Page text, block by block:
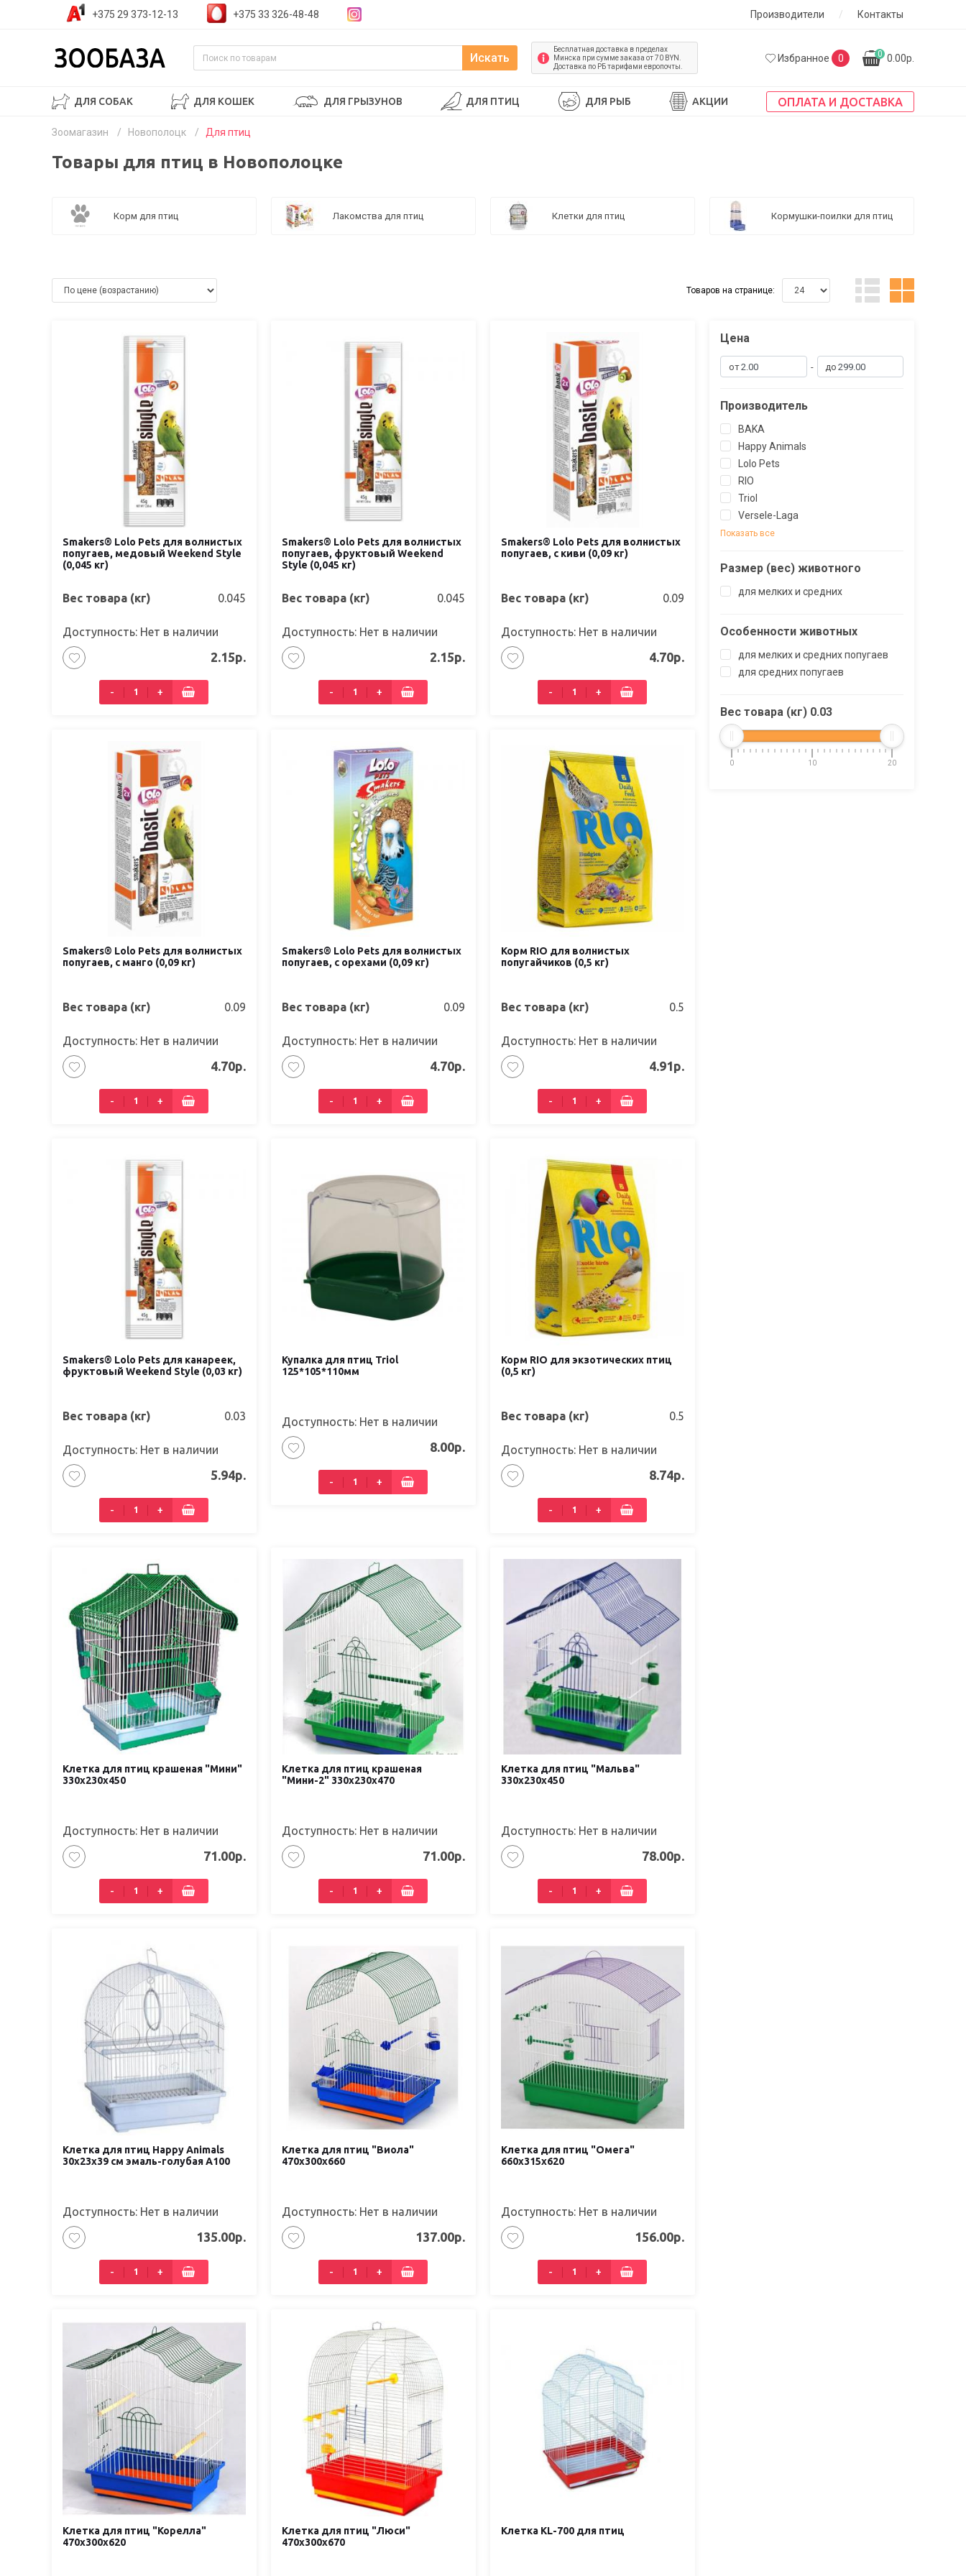
+375 29 373-12-13 +375 33 326-48-48 Производители / Контакты
Искать
Бесплатная доставка в пределах
Минска при сумме заказа от 70 BYN.
Доставка по РБ тарифами европочты.
Избранное 0 0 0.00р.
ДЛЯ СОБАК ДЛЯ КОШЕК ДЛЯ ГРЫЗУНОВ ДЛЯ ПТИЦ ДЛЯ РЫБ АКЦИИ ОПЛАТА И ДОСТАВКА
Зоомагазин / Новополоцк / Для птиц
Товары для птиц в Новополоцке
Корм для птиц Лакомства для птиц Клетки для птиц Кормушки-поилки для птиц
Товаров на странице:
Smakers® Lolo Pets для волнистых
попугаев, медовый Weekend Style
(0,045 кг)
Вес товара (кг) 0.045
Доступность: Нет в наличии
2.15р.
- +
Smakers® Lolo Pets для волнистых
попугаев, фруктовый Weekend
Style (0,045 кг)
Вес товара (кг) 0.045
Доступность: Нет в наличии
2.15р.
- +
Smakers® Lolo Pets для волнистых
попугаев, с киви (0,09 кг)
Вес товара (кг) 0.09
Доступность: Нет в наличии
4.70р.
- +
Smakers® Lolo Pets для волнистых
попугаев, с манго (0,09 кг)
Вес товара (кг) 0.09
Доступность: Нет в наличии
4.70р.
- +
Smakers® Lolo Pets для волнистых
попугаев, с орехами (0,09 кг)
Вес товара (кг) 0.09
Доступность: Нет в наличии
4.70р.
- +
Корм RIO для волнистых
попугайчиков (0,5 кг)
Вес товара (кг) 0.5
Доступность: Нет в наличии
4.91р.
- +
Smakers® Lolo Pets для канареек,
фруктовый Weekend Style (0,03 кг)
Вес товара (кг) 0.03
Доступность: Нет в наличии
5.94р.
- +
Купалка для птиц Triol
125*105*110мм
Доступность: Нет в наличии
8.00р.
- +
Корм RIO для экзотических птиц
(0,5 кг)
Вес товара (кг) 0.5
Доступность: Нет в наличии
8.74р.
- +
Клетка для птиц крашеная "Мини"
330х230х450
Доступность: Нет в наличии
71.00р.
- +
Клетка для птиц крашеная
"Мини-2" 330х230х470
Доступность: Нет в наличии
71.00р.
- +
Клетка для птиц "Мальва"
330х230х450
Доступность: Нет в наличии
78.00р.
- +
Клетка для птиц Happy Animals
30х23х39 см эмаль-голубая А100
Доступность: Нет в наличии
135.00р.
- +
Клетка для птиц "Виола"
470х300х660
Доступность: Нет в наличии
137.00р.
- +
Клетка для птиц "Омега"
660х315х620
Доступность: Нет в наличии
156.00р.
- +
Клетка для птиц "Корелла"
470х300х620
Клетка для птиц "Люси"
470х300х670
Клетка KL-700 для птиц
Цена
от - до
Производитель
BAKA
Happy Animals
Lolo Pets
RIO
Triol
Versele-Laga
Показать все
Размер (вес) животного
для мелких и средних
Особенности животных
для мелких и средних попугаев
для средних попугаев
Вес товара (кг) 0.03
0 10 20